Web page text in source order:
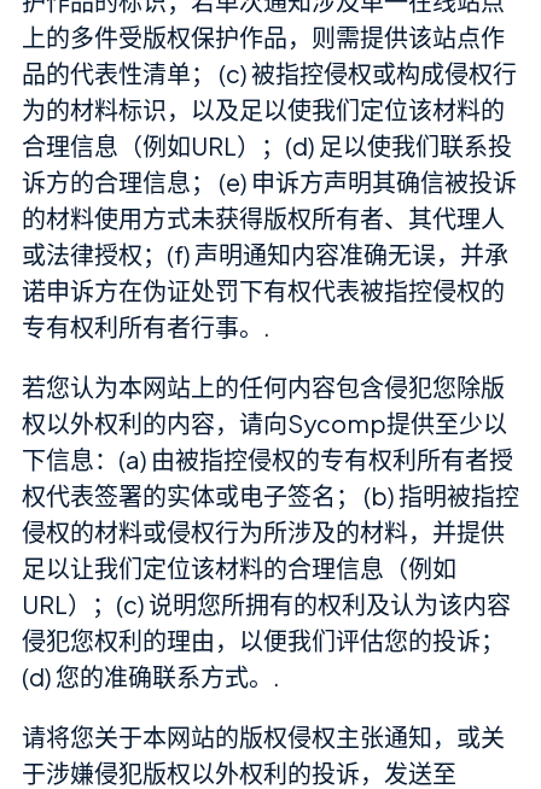
上的多件受版权保护作品，则需提供该站点作
品的代表性清单； (c) 被指控侵权或构成侵权行
为的材料标识，以及足以使我们定位该材料的
合理信息（例如URL）；(d) 足以使我们联系投
诉方的合理信息； (e) 申诉方声明其确信被投诉
的材料使用方式未获得版权所有者、其代理人
或法律授权；(f) 声明通知内容准确无误，并承
诺申诉方在伪证处罚下有权代表被指控侵权的
专有权利所有者行事。.
若您认为本网站上的任何内容包含侵犯您除版
权以外权利的内容，请向Sycomp提供至少以
下信息：(a) 由被指控侵权的专有权利所有者授
权代表签署的实体或电子签名； (b) 指明被指控
侵权的材料或侵权行为所涉及的材料，并提供
足以让我们定位该材料的合理信息（例如
URL）；(c) 说明您所拥有的权利及认为该内容
侵犯您权利的理由，以便我们评估您的投诉；
(d) 您的准确联系方式。.
请将您关于本网站的版权侵权主张通知，或关
于涉嫌侵犯版权以外权利的投诉，发送至